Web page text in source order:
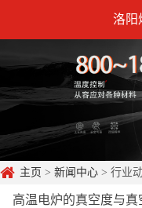
洛阳
主页 > 新闻中心 > 行业
高温电炉的真空度与